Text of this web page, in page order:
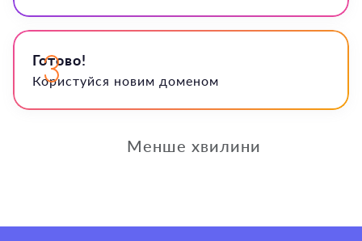
Готово!
Користуйся новим доменом
⏱ Менше хвилини